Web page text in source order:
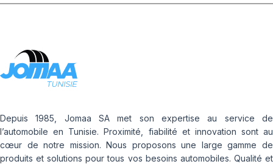
Depuis 1985, Jomaa SA met son expertise au service de
l’automobile en Tunisie. Proximité, fiabilité et innovation sont au
cœur de notre mission. Nous proposons une large gamme de
produits et solutions pour tous vos besoins automobiles. Qualité et